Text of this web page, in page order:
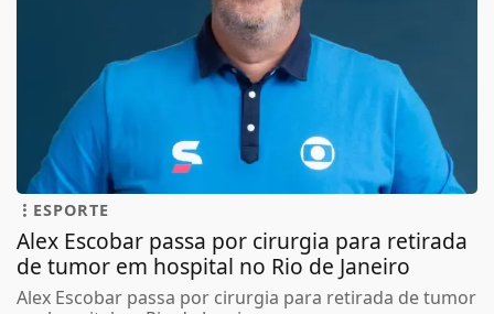
ESPORTE
Alex Escobar passa por cirurgia para retirada
de tumor em hospital no Rio de Janeiro
Alex Escobar passa por cirurgia para retirada de tumor